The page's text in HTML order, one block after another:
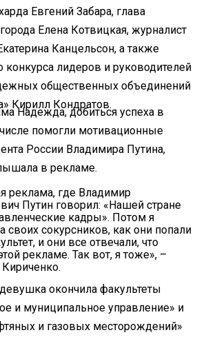
Евгений Забара, глава
Елена Котвицкая, журналист
Канцельсон, а также
конкурса лидеров и руководителей
общественных объединений
Кирилл Кондратов.
Надежда, добиться успеха в
помогли мотивационные
России Владимира Путина,
в рекламе.
реклама, где Владимир
Путин говорил: «Нашей стране
кадры». Потом я
своих сокурсников, как они попали
и они все отвечали, что
рекламе. Так вот, я тоже», –
окончила факультеты
и муниципальное управление» и
и газовых месторождений»